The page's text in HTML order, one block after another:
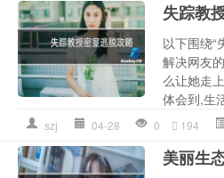
失踪教
以下围绕“
解决网友
么让她走
体会到,生
szj 04-28 0 194
美丽生